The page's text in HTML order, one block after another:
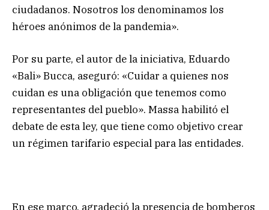
ciudadanos. Nosotros los denominamos los
héroes anónimos de la pandemia».
Por su parte, el autor de la iniciativa, Eduardo
«Bali» Bucca, aseguró: «Cuidar a quienes nos
cuidan es una obligación que tenemos como
representantes del pueblo». Massa habilitó el
debate de esta ley, que tiene como objetivo crear
un régimen tarifario especial para las entidades.
En ese marco, agradeció la presencia de bomberos